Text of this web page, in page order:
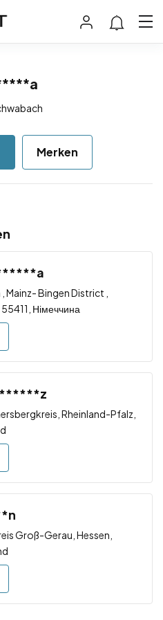
Merken
Mainz- Bingen District ,
Німеччина
Rheinland-Pfalz,
Groß-Gerau, Hessen,